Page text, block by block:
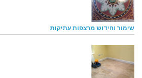
שימור וחידוש מרצפות עתיקות